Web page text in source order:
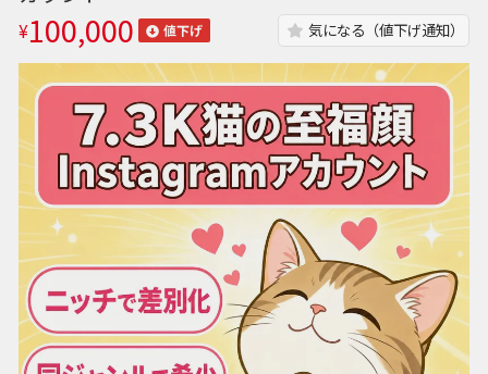
¥100,000 値下げ 気になる（値下げ通知）